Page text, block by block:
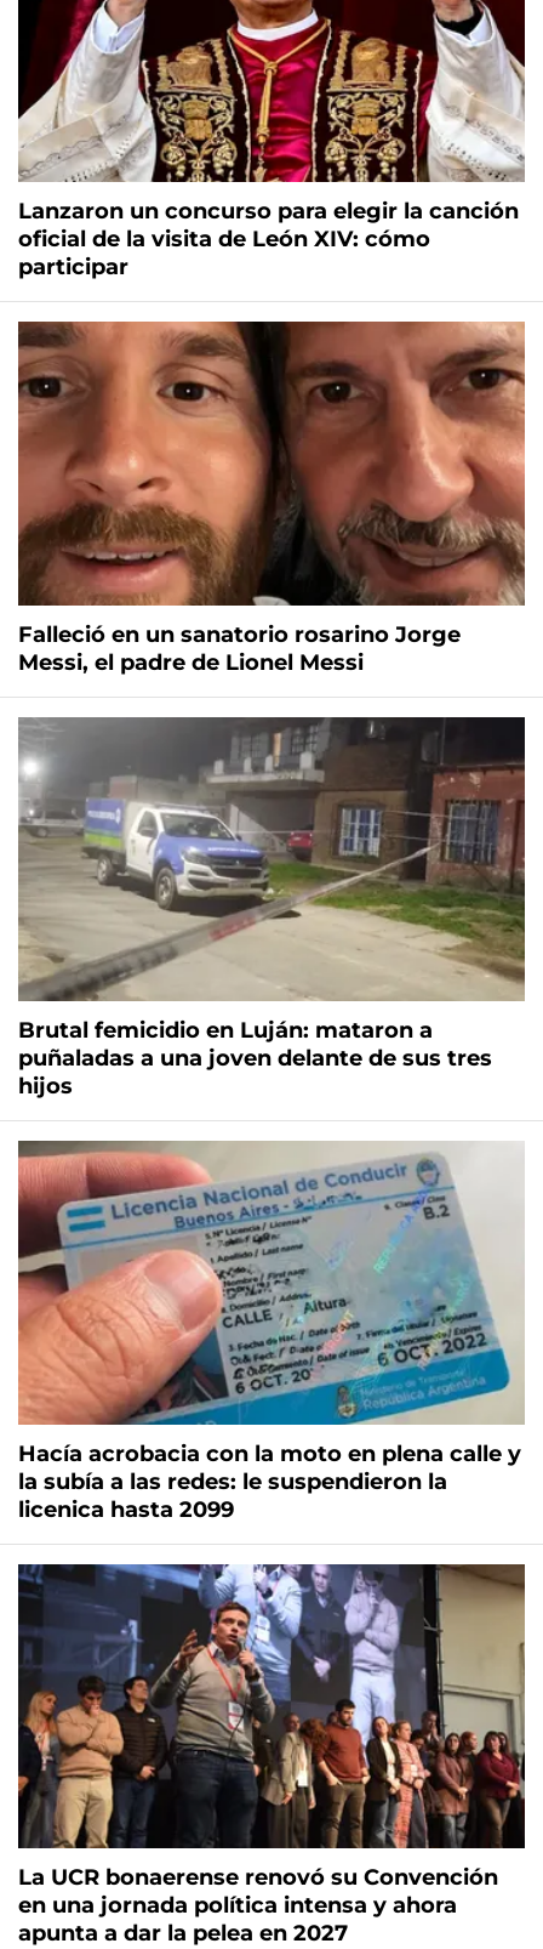
Lanzaron un concurso para elegir la canción
oficial de la visita de León XIV: cómo
participar
Falleció en un sanatorio rosarino Jorge
Messi, el padre de Lionel Messi
Brutal femicidio en Luján: mataron a
puñaladas a una joven delante de sus tres
hijos
Hacía acrobacia con la moto en plena calle y
la subía a las redes: le suspendieron la
licenica hasta 2099
La UCR bonaerense renovó su Convención
en una jornada política intensa y ahora
apunta a dar la pelea en 2027